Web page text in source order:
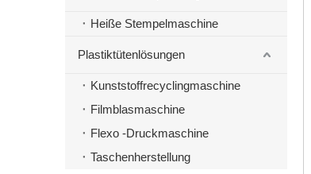
Heiße Stempelmaschine
Plastiktütenlösungen
Kunststoffrecyclingmaschine
Filmblasmaschine
Flexo -Druckmaschine
Taschenherstellung